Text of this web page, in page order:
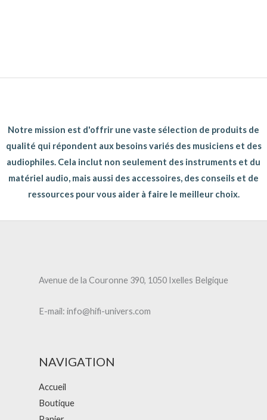
Notre mission est d'offrir une vaste sélection de produits de
qualité qui répondent aux besoins variés des musiciens et des
audiophiles. Cela inclut non seulement des instruments et du
matériel audio, mais aussi des accessoires, des conseils et de
ressources pour vous aider à faire le meilleur choix.
Avenue de la Couronne 390, 1050 Ixelles Belgique
E-mail: info@hifi-univers.com
NAVIGATION
Accueil
Boutique